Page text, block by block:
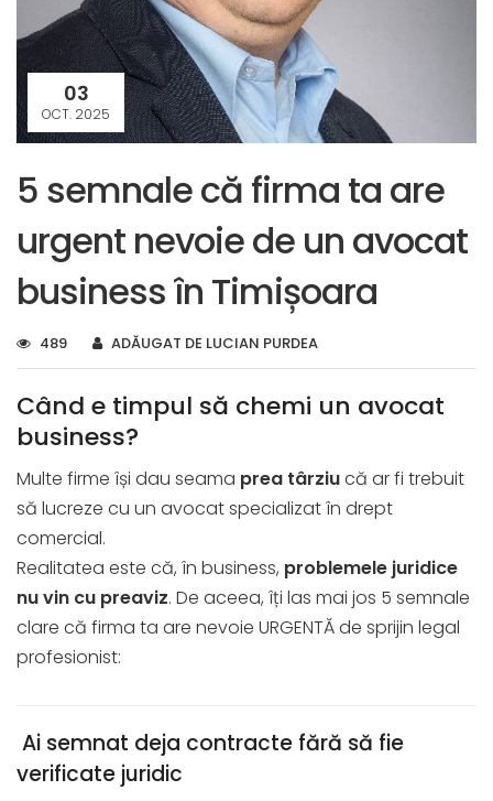
03
OCT. 2025
5 semnale că firma ta are
urgent nevoie de un avocat
business în Timișoara
489 ADĂUGAT DE LUCIAN PURDEA
Când e timpul să chemi un avocat
business?
Multe firme își dau seama prea târziucă ar fi trebuit
să lucreze cu un avocat specializat în drept
comercial.
Realitatea este că, în business, problemele juridice
nu vin cu preaviz. De aceea, îți las mai jos 5 semnale
clare că firma ta are nevoie URGENTĂ de sprijin legal
profesionist:
Ai semnat deja contracte fără să fie
verificate juridic